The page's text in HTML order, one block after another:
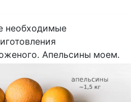
необходимые
Апельсины моем.